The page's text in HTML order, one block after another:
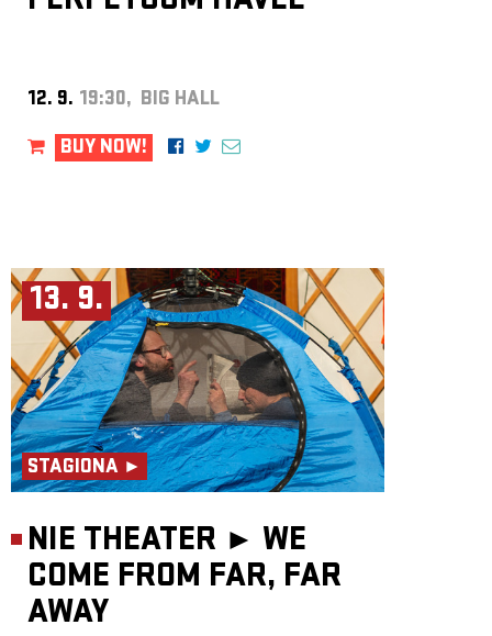
12. 9. 19:30, BIG HALL
BUY NOW!
13. 9.
STAGIONA ►
NIE THEATER ► WE
COME FROM FAR, FAR
AWAY